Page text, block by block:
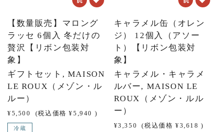
【数量販売】マロング
ラッセ 6個入 冬だけの
贅沢【リボン包装対
象】
ギフトセット, MAISON
LE ROUX（メゾン・ル
ルー）
¥5,500 (税込価格 ¥5,940 )
冷蔵
キャラメル缶（オレン
ジ） 12個入（アソー
ト）【リボン包装対
象】
キャラメル・キャラメ
ルバー, MAISON LE
ROUX（メゾン・ルル
ー）
¥3,350 (税込価格 ¥3,618 )